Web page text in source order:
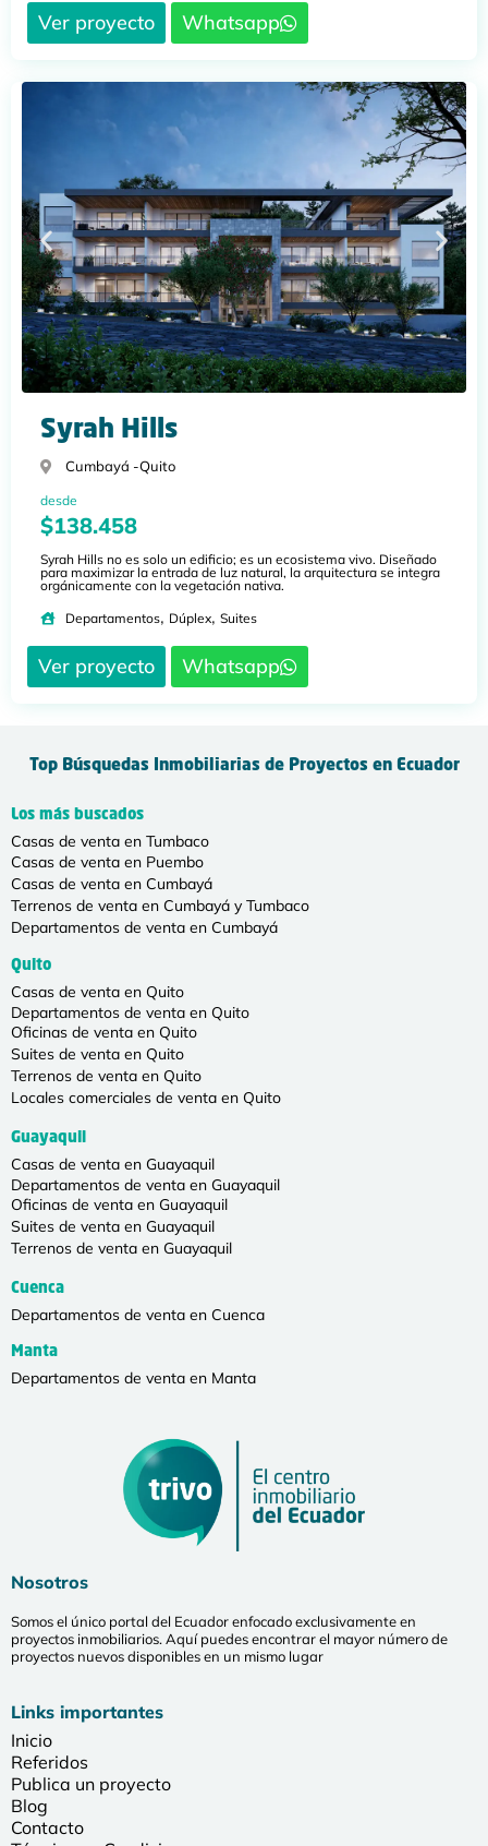
Ver proyecto Whatsapp
Syrah Hills
Cumbayá -Quito
desde
$138.458
Syrah Hills no es solo un edificio; es un ecosistema vivo. Diseñado
para maximizar la entrada de luz natural, la arquitectura se integra
orgánicamente con la vegetación nativa.
Departamentos, Dúplex, Suites
Ver proyecto Whatsapp
Top Búsquedas Inmobiliarias de Proyectos en Ecuador
Los más buscados
Casas de venta en Tumbaco
Casas de venta en Puembo
Casas de venta en Cumbayá
Terrenos de venta en Cumbayá y Tumbaco
Departamentos de venta en Cumbayá
Quito
Casas de venta en Quito
Departamentos de venta en Quito
Oficinas de venta en Quito
Suites de venta en Quito
Terrenos de venta en Quito
Locales comerciales de venta en Quito
Guayaquil
Casas de venta en Guayaquil
Departamentos de venta en Guayaquil
Oficinas de venta en Guayaquil
Suites de venta en Guayaquil
Terrenos de venta en Guayaquil
Cuenca
Departamentos de venta en Cuenca
Manta
Departamentos de venta en Manta
Nosotros
Somos el único portal del Ecuador enfocado exclusivamente en
proyectos inmobiliarios. Aquí puedes encontrar el mayor número de
proyectos nuevos disponibles en un mismo lugar
Links importantes
Inicio
Referidos
Publica un proyecto
Blog
Contacto